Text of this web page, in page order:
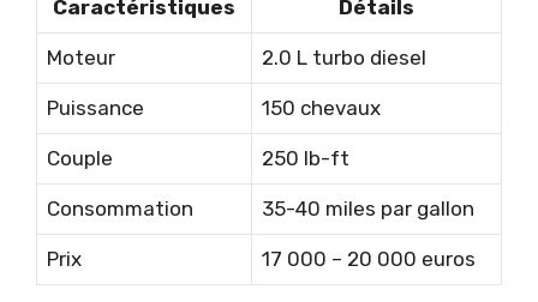
Caractéristiques Détails
Moteur 2.0 L turbo diesel
Puissance 150 chevaux
Couple 250 lb-ft
Consommation 35-40 miles par gallon
Prix 17 000 – 20 000 euros